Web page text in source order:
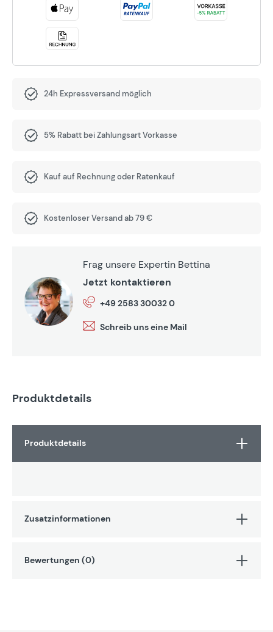
24h Expressversand möglich
5% Rabatt bei Zahlungsart Vorkasse
Kauf auf Rechnung oder Ratenkauf
Kostenloser Versand ab 79 €
Frag unsere Expertin Bettina
Jetzt kontaktieren
+49 2583 30032 0
Schreib uns eine Mail
Produktdetails
Produktdetails
Zusatzinformationen
Bewertungen (0)